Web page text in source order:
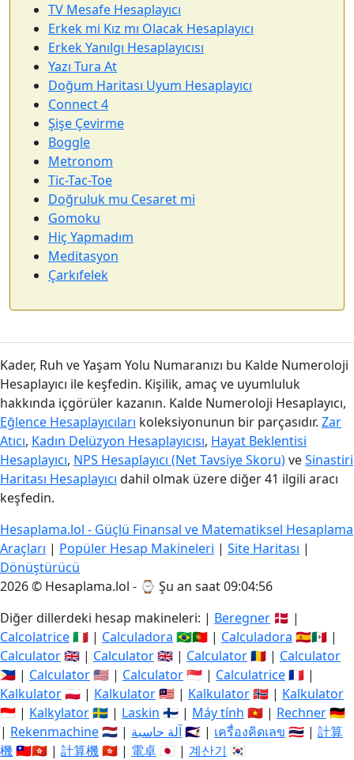
TV Mesafe Hesaplayıcı
Erkek mi Kız mı Olacak Hesaplayıcı
Erkek Yanılgı Hesaplayıcısı
Yazı Tura At
Doğum Haritası Uyum Hesaplayıcı
Connect 4
Şişe Çevirme
Boggle
Metronom
Tic-Tac-Toe
Doğruluk mu Cesaret mi
Gomoku
Hiç Yapmadım
Meditasyon
Çarkıfelek
Kader, Ruh ve Yaşam Yolu Numaranızı bu Kalde Numeroloji
Hesaplayıcı ile keşfedin. Kişilik, amaç ve uyumluluk
hakkında içgörüler kazanın. Kalde Numeroloji Hesaplayıcı,
Eğlence Hesaplayıcıları koleksiyonunun bir parçasıdır. Zar
Atıcı, Kadın Delüzyon Hesaplayıcısı, Hayat Beklentisi
Hesaplayıcı, NPS Hesaplayıcı (Net Tavsiye Skoru)veSinastiri
Haritası Hesaplayıcı dahil olmak üzere diğer 41 ilgili aracı
keşfedin.
Hesaplama.lol - Güçlü Finansal ve Matematiksel Hesaplama
Araçları | Popüler Hesap Makineleri | Site Haritası |
Dönüştürücü
2026 © Hesaplama.lol - ⌚ Şu an saat 09:04:56
Diğer dillerdeki hesap makineleri: | Beregner 🇩🇰 |
Calcolatrice🇮🇹 | Calculadora 🇧🇷🇵🇹 | Calculadora 🇪🇸🇲🇽 |
Calculator🇬🇧 | Calculator🇬🇧 | Calculator🇷🇴 | Calculator
🇵🇭 | Calculator🇺🇸 | Calculator🇸🇬 | Calculatrice🇫🇷 |
Kalkulator🇵🇱 | Kalkulator🇲🇾 | Kalkulator🇳🇴 | Kalkulator
🇮🇩 | Kalkylator🇸🇪 | Laskin 🇫🇮 | Máy tính 🇻🇳 | Rechner🇩🇪
| Rekenmachine🇳🇱 | آلة حاسبة🇸🇦 | เครื่องคิดเลข 🇹🇭 | 計算
機🇹🇼🇭🇰 | 計算機🇭🇰 | 電卓 🇯🇵 | 계산기 🇰🇷